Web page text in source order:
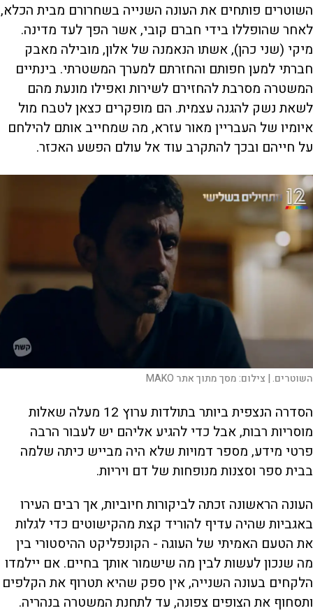
השוטרים פותחים את העונה השנייה בשחרורם מבית הכלא,
לאחר שהופללו בידי חברם קובי, אשר הפך לעד מדינה.
מיקי (שני כהן), אשתו הנאמנה של אלון, מובילה מאבק
חברתי למען חפותם והחזרתם למערך המשטרתי. בינתיים
המשטרה מסרבת להחזירם לשירות ואפילו מונעת מהם
לשאת נשק להגנה עצמית. הם מופקרים כצאן לטבח מול
איומיו של העבריין מאור עזרא, מה שמחייב אותם להילחם
על חייהם ובכך להתקרב עוד אל עולם הפשע האכזר.
השוטרים. | צילום:מסך מתוך אתר MAKO
הסדרה הנצפית ביותר בתולדות ערוץ 12 מעלה שאלות
מוסריות רבות, אבל כדי להגיע אליהם יש לעבור הרבה
פרטי מידע, מספר דמויות שלא היה מבייש כיתה שלמה
בבית ספר וסצנות מנופחות של דם ויריות.
העונה הראשונה זכתה לביקורות חיוביות, אך רבים העירו
באגביות שהיה עדיף להוריד קצת מהקישוטים כדי לגלות
את הטעם האמיתי של העוגה - הקונפליקט ההיסטורי בין
מה שנכון לעשות לבין מה שישמור אותך בחיים. אם יילמדו
הלקחים בעונה השנייה, אין ספק שהיא תטרוף את הקלפים
ותסחוף את הצופים צפונה, עד לתחנת המשטרה בנהריה.